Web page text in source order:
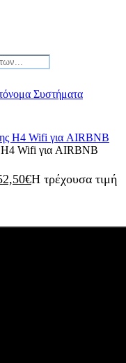
Συστήματα
H4 Wifi για AIRBNB
€Η τρέχουσα τιμή